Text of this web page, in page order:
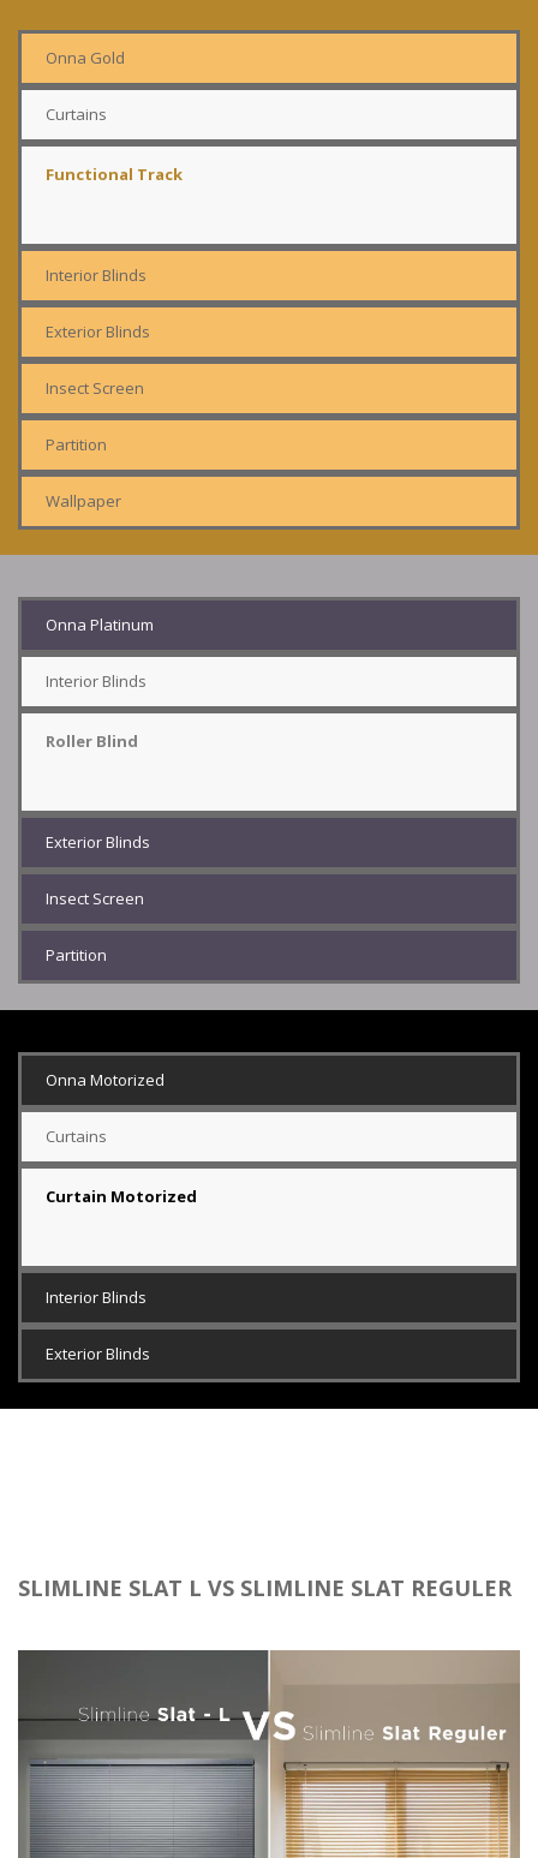
Onna Gold
Curtains
Functional Track
Interior Blinds
Exterior Blinds
Insect Screen
Partition
Wallpaper
Onna Platinum
Interior Blinds
Roller Blind
Exterior Blinds
Insect Screen
Partition
Onna Motorized
Curtains
Curtain Motorized
Interior Blinds
Exterior Blinds
SLIMLINE SLAT L VS SLIMLINE SLAT REGULER